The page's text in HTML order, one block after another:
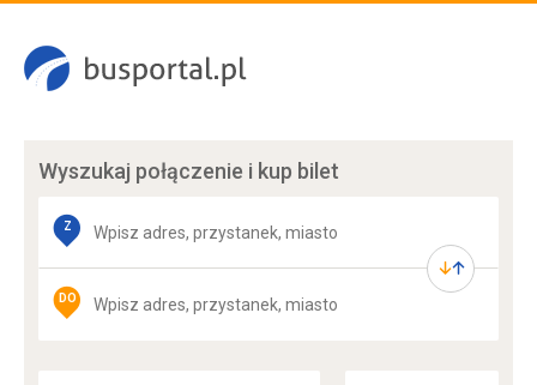
Wyszukaj połączenie i kup bilet
Z
DO